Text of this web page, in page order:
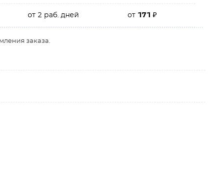
от 2 раб. дней от 171₽
заказа.